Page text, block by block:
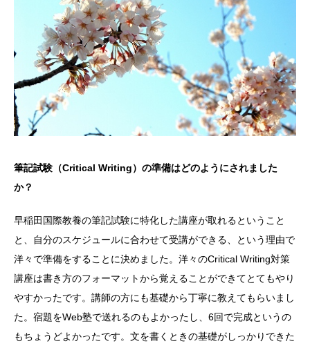
筆記試験（Critical Writing）の準備はどのようにされました
か？
早稲田国際教養の筆記試験に特化した講座が取れるということ
と、自分のスケジュールに合わせて受講ができる、という理由で
洋々で準備をすることに決めました。洋々のCritical Writing対策
講座は書き方のフォーマットから覚えることができてとてもやり
やすかったです。講師の方にも基礎から丁寧に教えてもらいまし
た。宿題をWeb塾で送れるのもよかったし、6回で完成というの
もちょうどよかったです。文を書くときの基礎がしっかりできた